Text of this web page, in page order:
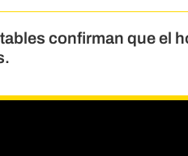
confirman que el